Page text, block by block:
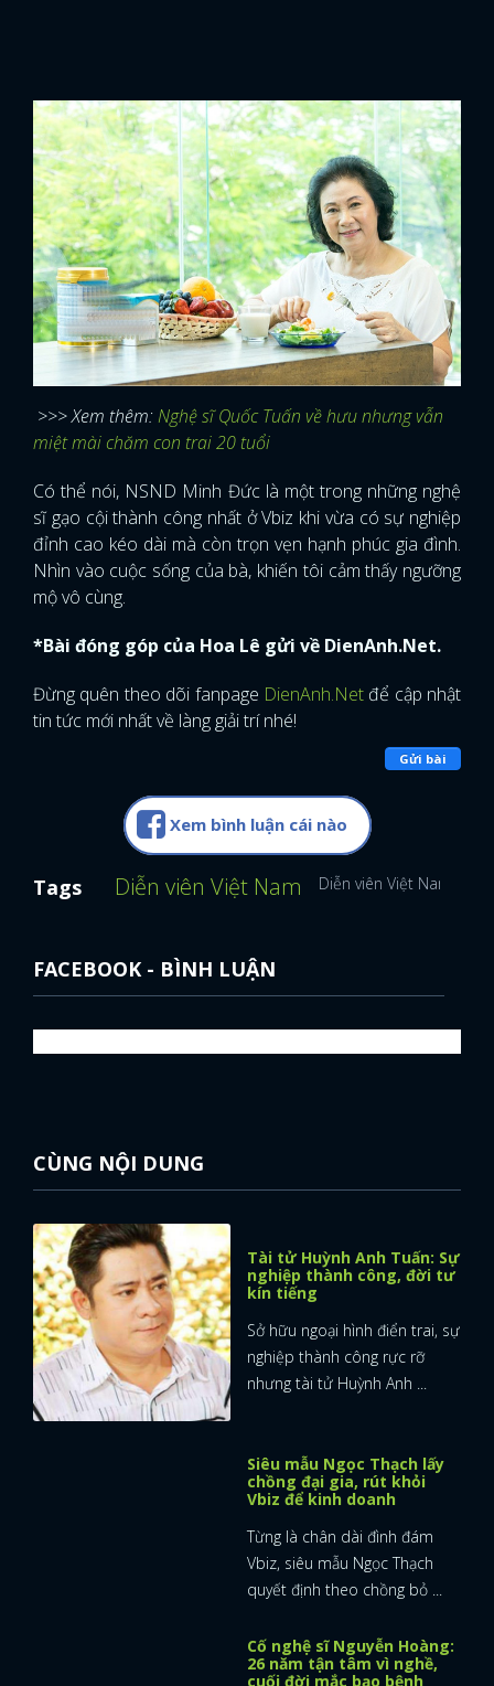
>>> Xem thêm:Nghệ sĩ Quốc Tuấn về hưu nhưng vẫn
miệt mài chăm con trai 20 tuổi
Có thể nói, NSND Minh Đức là một trong những nghệ
sĩ gạo cội thành công nhất ở Vbiz khi vừa có sự nghiệp
đỉnh cao kéo dài mà còn trọn vẹn hạnh phúc gia đình.
Nhìn vào cuộc sống của bà, khiến tôi cảm thấy ngưỡng
mộ vô cùng.
*Bài đóng góp của Hoa Lê gửi về DienAnh.Net.
Đừng quên theo dõi fanpage DienAnh.Net để cập nhật
tin tức mới nhất về làng giải trí nhé!
Gửi bài
Xem bình luận cái nào
Tags Diễn viên Việt Nam Diễn viên Việt Nam
FACEBOOK - BÌNH LUẬN
CÙNG NỘI DUNG
Tài tử Huỳnh Anh Tuấn: Sự
nghiệp thành công, đời tư
kín tiếng
Sở hữu ngoại hình điển trai, sự
nghiệp thành công rực rỡ
nhưng tài tử Huỳnh Anh ...
Siêu mẫu Ngọc Thạch lấy
chồng đại gia, rút khỏi
Từng là chân dài đình đám
Vbiz, siêu mẫu Ngọc Thạch